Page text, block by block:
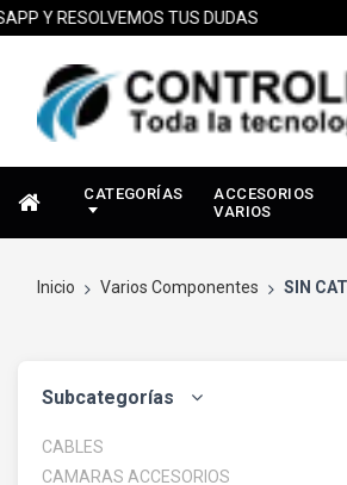
Y RESOLVEMOS TUS DUDAS
CATEGORÍAS
ACCESORIOS
VARIOS
Inicio Varios Componentes SIN
Subcategorías
CABLES
CAMARAS ACCESORIOS